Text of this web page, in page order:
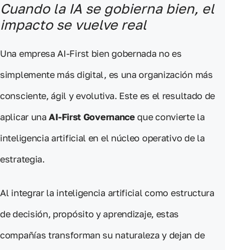
Cuando la IA se gobierna bien, el
impacto se vuelve real
Una empresa AI-First bien gobernada no es
simplemente más digital, es una organización más
consciente, ágil y evolutiva. Este es el resultado de
aplicar unaAI-First Governance que convierte la
inteligencia artificial en el núcleo operativo de la
estrategia.
Al integrar la inteligencia artificial como estructura
de decisión, propósito y aprendizaje, estas
compañías transforman su naturaleza y dejan de